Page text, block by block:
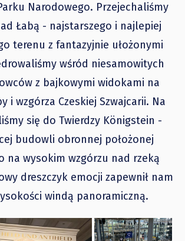
Narodowego. Przejechaliśmy
Łabą - najstarszego i najlepiej
terenu z fantazyjnie ułożonymi
wśród niesamowitych
z bajkowymi widokami na
i wzgórza Czeskiej Szwajcarii. Na
się do Twierdzy Königstein -
budowli obronnej położonej
na wysokim wzgórzu nad rzeką
dreszczyk emocji zapewnił nam
windą panoramiczną.